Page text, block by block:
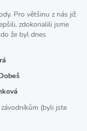
Pro většinu z nás již
zdokonalili jsme
že byl dnes
(byli jste